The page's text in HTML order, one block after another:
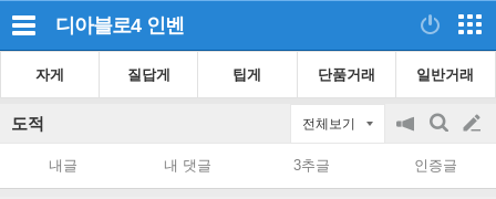
디아블로4 인벤
자게 질답게 팁게 단품거래 일반거래
도적 전체보기
공
on/off
검
색
글
쓰
내글 내 댓글 3추글 인증글